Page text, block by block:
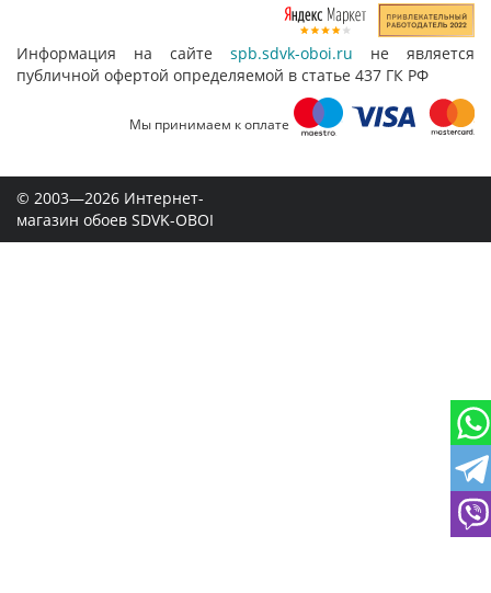
Информация на сайте spb.sdvk-oboi.ru не является
публичной офертой определяемой в статье 437 ГК РФ
Мы принимаем к оплате
© 2003—2026 Интернет-
магазин обоев SDVK-OBOI